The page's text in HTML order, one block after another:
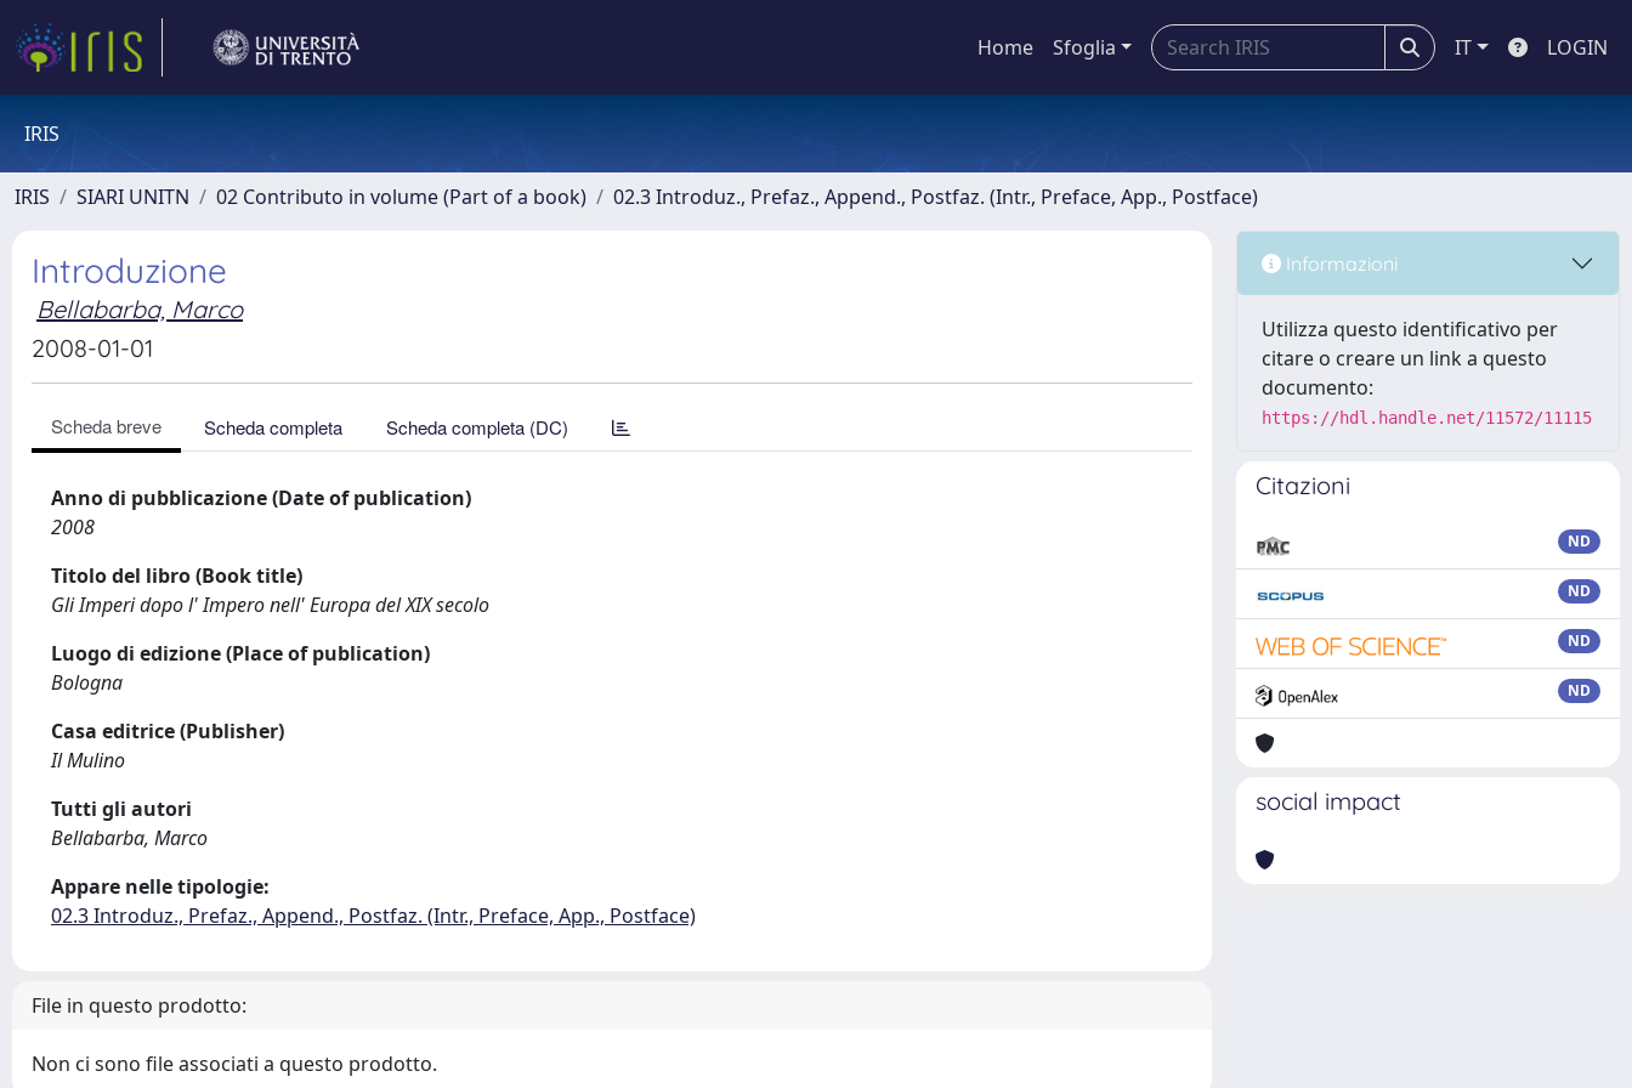
Home Sfoglia IT LOGIN
IRIS
IRIS SIARI UNITN 02 Contributo in volume (Part of a book) 02.3 Introduz., Prefaz., Append., Postfaz. (Intr., Preface, App., Postface)
Introduzione
Bellabarba, Marco
2008-01-01
Scheda breve Scheda completa Scheda completa (DC)
Anno di pubblicazione (Date of publication)
2008
Titolo del libro (Book title)
Gli Imperi dopo l' Impero nell' Europa del XIX secolo
Luogo di edizione (Place of publication)
Bologna
Casa editrice (Publisher)
Il Mulino
Tutti gli autori
Bellabarba, Marco
Appare nelle tipologie:
02.3 Introduz., Prefaz., Append., Postfaz. (Intr., Preface, App., Postface)
File in questo prodotto:
Non ci sono file associati a questo prodotto.
Informazioni
Utilizza questo identificativo per
citare o creare un link a questo
documento:
https://hdl.handle.net/11572/11115
Citazioni
ND
ND
ND
ND
social impact